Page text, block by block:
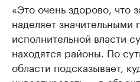
«Это очень здорово, что
наделяет
исполнительной власти
находятся районы. По
области подсказывает,